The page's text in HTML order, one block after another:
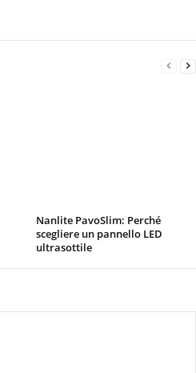
Nanlite PavoSlim: Perché
scegliere un pannello LED
ultrasottile